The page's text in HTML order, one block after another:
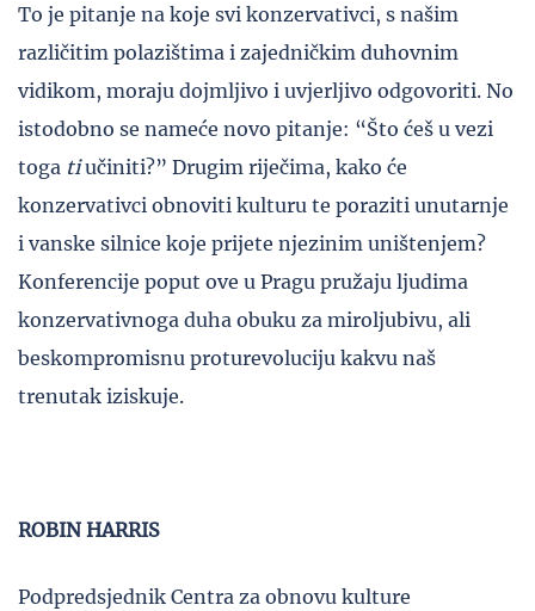
To je pitanje na koje svi konzervativci, s našim
različitim polazištima i zajedničkim duhovnim
vidikom, moraju dojmljivo i uvjerljivo odgovoriti. No
istodobno se nameće novo pitanje: “Što ćeš u vezi
toga tiučiniti?” Drugim riječima, kako će
konzervativci obnoviti kulturu te poraziti unutarnje
i vanske silnice koje prijete njezinim uništenjem?
Konferencije poput ove u Pragu pružaju ljudima
konzervativnoga duha obuku za miroljubivu, ali
beskompromisnu proturevoluciju kakvu naš
trenutak iziskuje.
ROBIN HARRIS
Podpredsjednik Centra za obnovu kulture